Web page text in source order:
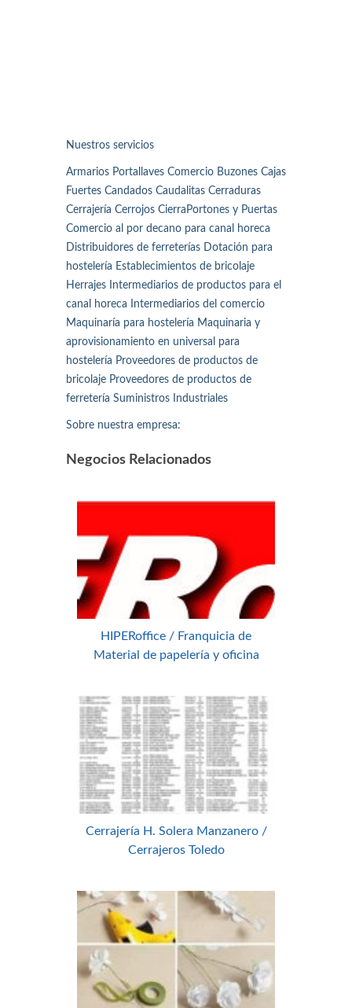
Nuestros servicios
Armarios Portallaves Comercio Buzones Cajas
Fuertes Candados Caudalitas Cerraduras
Cerrajería Cerrojos CierraPortones y Puertas
Comercio al por decano para canal horeca
Distribuidores de ferreterías Dotación para
hostelería Establecimientos de bricolaje
Herrajes Intermediarios de productos para el
canal horeca Intermediarios del comercio
Maquinaría para hostelería Maquinaria y
aprovisionamiento en universal para
hostelería Proveedores de productos de
bricolaje Proveedores de productos de
ferretería Suministros Industriales
Sobre nuestra empresa:
Negocios Relacionados
HIPERoffice / Franquicia de
Material de papelería y oficina
Cerrajería H. Solera Manzanero /
Cerrajeros Toledo